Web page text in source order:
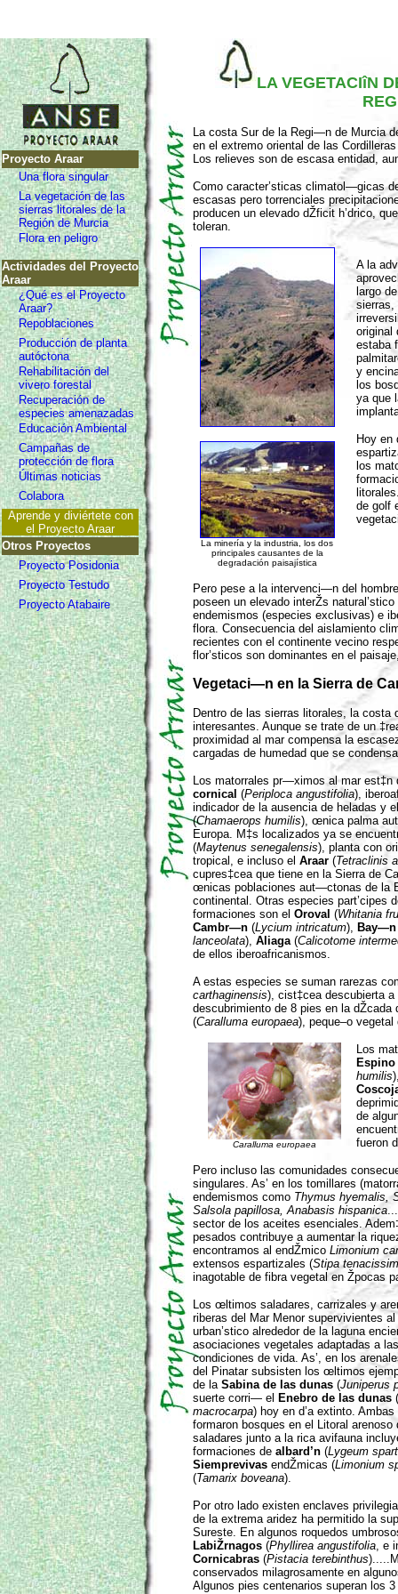
Proyecto Araar
Una flora singular
La vegetación de las
sierras litorales de la
Región de Murcia
Flora en peligro
Actividades del Proyecto
Araar
¿Qué es el Proyecto
Araar?
Repoblaciones
Producción de planta
autóctona
Rehabilitación del
vivero forestal
Recuperación de
especies amenazadas
Educación Ambiental
Campañas de
protección de flora
Últimas noticias
Colabora
Aprende y diviértete con
el Proyecto Araar
Otros Proyectos
Proyecto Posidonia
Proyecto Testudo
Proyecto Atabaire
LA VEGETACIîN
La costa Sur de la Regi—n de Murcia
en el extremo oriental de las
Los relieves son de escasa entidad,
Como caracter’sticas climatol—gicas
escasas pero torrenciales
producen un elevado dŽficit h’drico,
toleran.
La minería y la industria, los dos
principales causantes de la
degradación paisajística
A la
largo
sierras,
original
estaba
y
los
ya que
Hoy en
los
de golf
Pero pese a la intervenci—n del
poseen un elevado interŽs
endemismos (especies exclusivas) e
flora. Consecuencia del aislamiento
recientes con el continente vecino
flor’sticos son dominantes en el
Vegetaci—n en la Sierra de
Dentro de las sierras litorales, la costa
interesantes. Aunque se trate de un
proximidad al mar compensa la
cargadas de humedad que se
Los matorrales pr—ximos al mar est‡n
cornical (Periploca angustifolia),
indicador de la ausencia de heladas y
(Chamaerops humilis), œnica palma
Europa. M‡s localizados ya se
(Maytenus senegalensis), planta con
tropical, e incluso el Araar (Tetraclinis
cupres‡cea que tiene en la Sierra de
œnicas poblaciones aut—ctonas de la
continental. Otras especies part’cipes
formaciones son el Oroval (Whitania
Cambr—n (Lycium intricatum), Bay—n
lanceolata), Aliaga(Calicotome
de ellos iberoafricanismos.
A estas especies se suman rarezas
carthaginensis), cist‡cea descubierta
descubrimiento de 8 pies en la
(Caralluma europaea), peque–o
Caralluma europaea
Los
humilis
de
fueron
Pero incluso las comunidades
singulares. As’ en los tomillares
endemismos como Thymus hyemalis,
Salsola papillosa, Anabasis hispanica
sector de los aceites esenciales.
pesados contribuye a aumentar la
encontramos al endŽmico Limonium
extensos espartizales (Stipa
inagotable de fibra vegetal en Žpocas
Los œltimos saladares, carrizales y
riberas del Mar Menor supervivientes al
urban’stico alrededor de la laguna
asociaciones vegetales adaptadas a
condiciones de vida. As’, en los
del Pinatar subsisten los œltimos
de la Sabina de las dunas (Juniperus
suerte corri— el Enebro de las dunas (
macrocarpa) hoy en d’a extinto.
formaron bosques en el Litoral arenoso
saladares junto a la rica avifauna
formaciones de albard’n (Lygeum
Siemprevivas endŽmicas (Limonium
(Tamarix boveana).
Por otro lado existen enclaves
de la extrema aridez ha permitido la
Sureste. En algunos roquedos
LabiŽrnagos (Phyllirea angustifolia, e
Cornicabras (Pistacia terebinthus
conservados milagrosamente en
Algunos pies centenarios superan los